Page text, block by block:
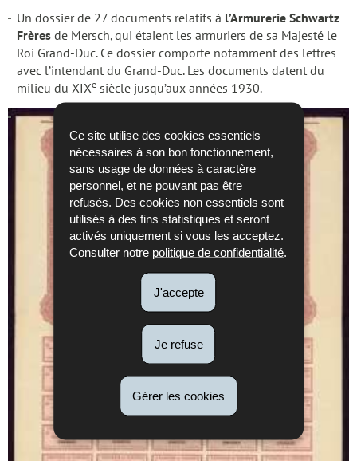
Ce site utilise des cookies essentiels
nécessaires à son bon fonctionnement,
sans usage de données à caractère
personnel, et ne pouvant pas être
refusés. Des cookies non essentiels sont
utilisés à des fins statistiques et seront
activés uniquement si vous les acceptez.
Consulter notre politique de confidentialité
J'accepte
Je refuse
Gérer les cookies
Un dossier de 27 documents relatifs à l’Armurerie Schwartz
Frères de Mersch, qui étaient les armuriers de sa Majesté le
Roi Grand-Duc. Ce dossier comporte notamment des lettres
avec l’intendant du Grand-Duc. Les documents datent du
milieu du XIXe siècle jusqu’aux années 1930.